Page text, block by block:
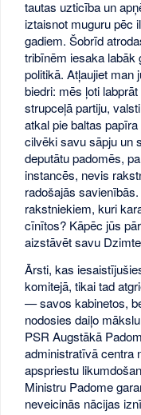
tautas uzticība un
iztaisnot muguru pēc
gadiem. Šobrīd
tribīnēm iesaka labāk
politikā. Atļaujiet man
biedri: mēs ļoti
strupceļā partiju,
atkal pie baltas
cilvēki savu sāpju un
deputātu padomēs,
instancēs, nevis
radošajās
rakstniekiem, kuri
cīnītos? Kāpēc jūs
aizstāvēt savu
Ārsti, kas
komitejā, tikai tad
— savos kabinetos,
nodosies daiļo
PSR Augstākā
administratīvā centra
apspriestu
Ministru Padome
neveicinās nācijas